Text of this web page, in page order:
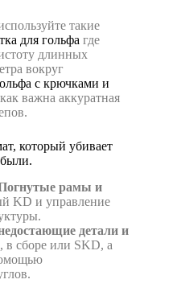
такие
для гольфа где
длинных
вокруг
с крючками и
важна аккуратная
который убивает
рамы и
KD и управление
детали и
, в сборе или SKD, а